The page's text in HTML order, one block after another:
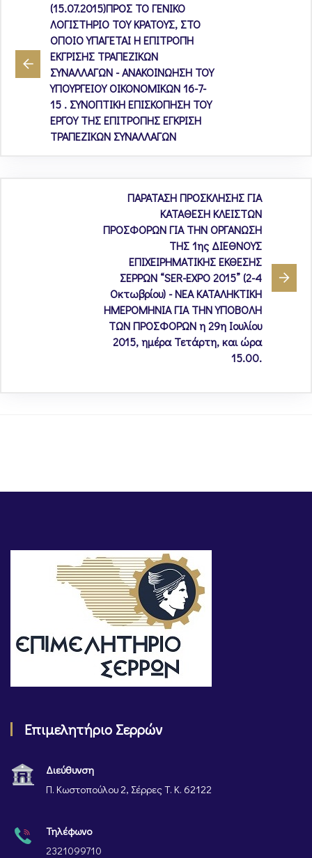
(15.07.2015)ΠΡΟΣ ΤΟ ΓΕΝΙΚΟ
ΛΟΓΙΣΤΗΡΙΟ ΤΟΥ ΚΡΑΤΟΥΣ, ΣΤΟ
ΟΠΟΙΟ ΥΠΑΓΕΤΑΙ Η ΕΠΙΤΡΟΠΉ
ΕΚΓΡΙΣΗΣ ΤΡΑΠΕΖΙΚΩΝ
ΣΥΝΑΛΛΑΓΩΝ - ΑΝΑΚΟΙΝΩΗΣΗ ΤΟΥ
ΥΠΟΥΡΓΕΙΟΥ ΟΙΚΟΝΟΜΙΚΩΝ 16-7-
15 . ΣΥΝΟΠΤΙΚΗ ΕΠΙΣΚΟΠΗΣΗ ΤΟΥ
ΕΡΓΟΥ ΤΗΣ ΕΠΙΤΡΟΠΗΣ ΕΓΚΡΙΣΗ
ΤΡΑΠΕΖΙΚΩΝ ΣΥΝΑΛΛΑΓΩΝ
ΠΑΡΑΤΑΣΗ ΠΡΟΣΚΛΗΣΗΣ ΓΙΑ
ΚΑΤΑΘΕΣΗ ΚΛΕΙΣΤΩΝ
ΠΡΟΣΦΟΡΩΝ ΓΙΑ ΤΗΝ ΟΡΓΑΝΩΣΗ
ΤΗΣ 1ης ΔΙΕΘΝΟΥΣ
ΕΠΙΧΕΙΡΗΜΑΤΙΚΗΣ ΕΚΘΕΣΗΣ
ΣΕΡΡΩΝ “SER-EXPO 2015” (2-4
Οκτωβρίου) - ΝΕΑ ΚΑΤΑΛΗΚΤΙΚΗ
ΗΜΕΡΟΜΗΝΙΑ ΓΙΑ ΤΗΝ ΥΠΟΒΟΛΗ
ΤΩΝ ΠΡΟΣΦΟΡΩΝ η 29η Ιουλίου
2015, ημέρα Τετάρτη, και ώρα
15.00.
Επιμελητήριο Σερρών
Διεύθυνση
Π. Κωστοπούλου 2, Σέρρες Τ. Κ. 62122
Τηλέφωνο
2321099710